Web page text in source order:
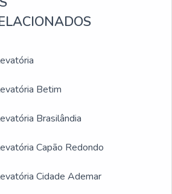
Betim
Brasilândia
Capão Redondo
Cidade Ademar